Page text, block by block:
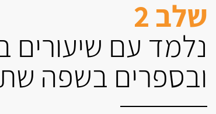
שלב 2
נלמד עם שיעורים
ובספרים בשפה